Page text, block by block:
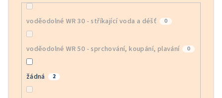
voděodolné WR 30 - stříkající voda a déšť 0
voděodolné WR 50 - sprchování, koupání, plavání 0
žádná 2